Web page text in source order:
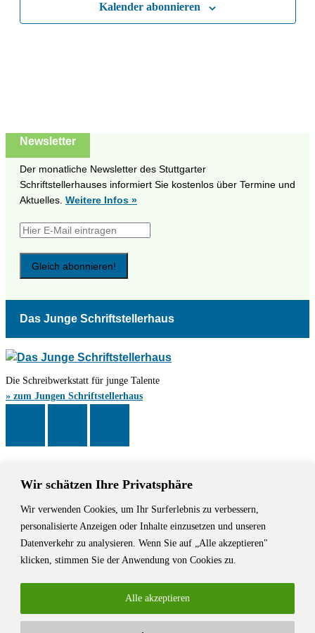
Wir schätzen Ihre Privatsphäre
Wir verwenden Cookies, um Ihr Surferlebnis zu verbessern,
personalisierte Anzeigen oder Inhalte einzusetzen und unseren
Datenverkehr zu analysieren. Wenn Sie auf „Alle akzeptieren"
klicken, stimmen Sie der Anwendung von Cookies zu.
Alle akzeptieren
Kalender abonnieren
Newsletter
Der monatliche Newsletter des Stuttgarter
Schriftstellerhauses informiert Sie kostenlos über Termine und
Aktuelles. Weitere Infos »
Das Junge Schriftstellerhaus
Die Schreibwerkstatt für junge Talente
» zum Jungen Schriftstellerhaus
Das Schriftstellerhaus ist ein beliebter Treffpunkt für Autorinnen und
Autoren aus Stuttgart und der Region sowie ein Veranstaltungsort für
Lesungen, Tagungen und Schreibwerkstätten.